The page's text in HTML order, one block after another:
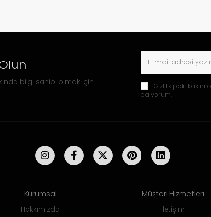
bilgi sahibi olmak için
Gizlilik politikasını
ediyorum.
Kurumsal
Hakkımızda
Müşteri Hizmetleri
İletişim